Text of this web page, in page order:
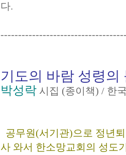
다.
기도의 바람 성령
박성락 시집 (종이책) / 한
공무원(서기관)으로 정년
사 와서 한소망교회의 성도